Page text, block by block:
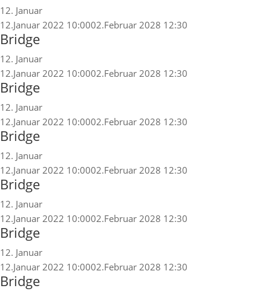
12. Januar
12.Januar 2022 10:0002.Februar 2028 12:30
Bridge
12. Januar
12.Januar 2022 10:0002.Februar 2028 12:30
Bridge
12. Januar
12.Januar 2022 10:0002.Februar 2028 12:30
Bridge
12. Januar
12.Januar 2022 10:0002.Februar 2028 12:30
Bridge
12. Januar
12.Januar 2022 10:0002.Februar 2028 12:30
Bridge
12. Januar
12.Januar 2022 10:0002.Februar 2028 12:30
Bridge